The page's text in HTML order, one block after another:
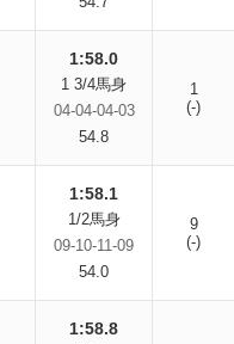
1:58.0
1 3/4馬身
04-04-04-03
54.8
1
(-)
1:58.1
1/2馬身
09-10-11-09
54.0
9
(-)
1:58.8